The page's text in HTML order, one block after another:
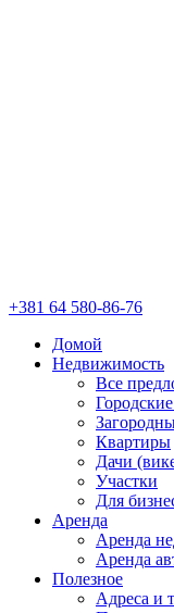
+381 64 580-86-76
Домой
Недвижимость
Все
Квартиры
Дачи
Участки
Для
Аренда
Аренда
Аренда
Полезное
Адреса и